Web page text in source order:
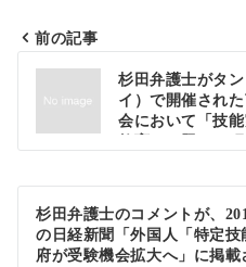
投
ナ
ビ
ゲ
ー
前の記事
杉田弁護士がタ
イ）で開催され
会において「技
杉田弁護士のコメントが、
の日経新聞「外国人「特定技
府が受験機会拡大へ」に掲載